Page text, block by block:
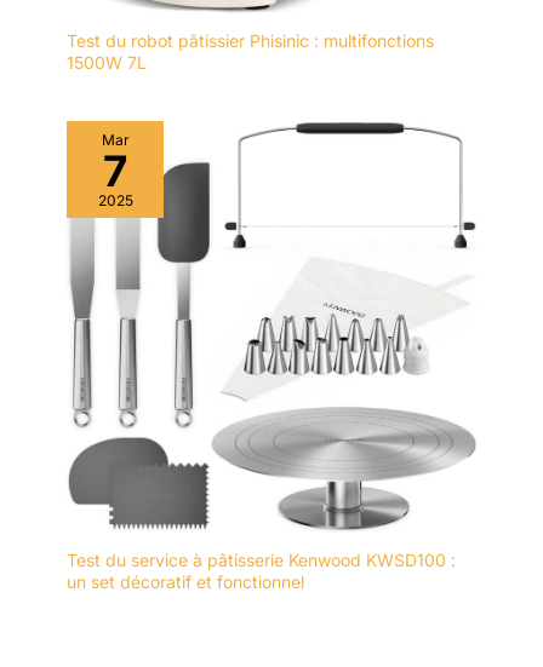
Test du robot pâtissier Phisinic : multifonctions
1500W 7L
Mar
7
2025
Test du service à pâtisserie Kenwood KWSD100 :
un set décoratif et fonctionnel